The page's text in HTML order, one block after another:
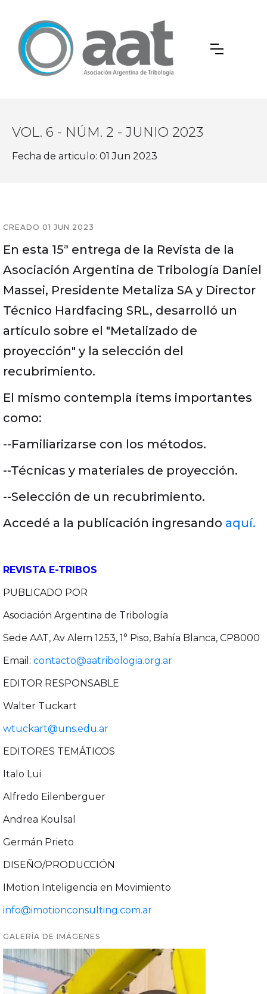
VOL. 6 - NÚM. 2 - JUNIO 2023
Fecha de articulo: 01 Jun 2023
CREADO 01 JUN 2023
En esta 15ª entrega de la Revista de la
Asociación Argentina de Tribología Daniel
Massei, Presidente Metaliza SA y Director
Técnico Hardfacing SRL, desarrolló un
artículo sobre el "Metalizado de
proyección" y la selección del
recubrimiento.
El mismo contempla ítems importantes
como:
--Familiarizarse con los métodos.
--Técnicas y materiales de proyección.
--Selección de un recubrimiento.
Accedé a la publicación ingresando aquí.
REVISTA E-TRIBOS
PUBLICADO POR
Asociación Argentina de Tribología
Sede AAT, Av Alem 1253, 1° Piso, Bahía Blanca, CP8000
Email: contacto@aatribologia.org.ar
EDITOR RESPONSABLE
Walter Tuckart
wtuckart@uns.edu.ar
EDITORES TEMÁTICOS
Italo Lui
Alfredo Eilenberguer
Andrea Koulsal
Germán Prieto
DISEÑO/PRODUCCIÓN
IMotion Inteligencia en Movimiento
info@imotionconsulting.com.ar
GALERÍA DE IMÁGENES